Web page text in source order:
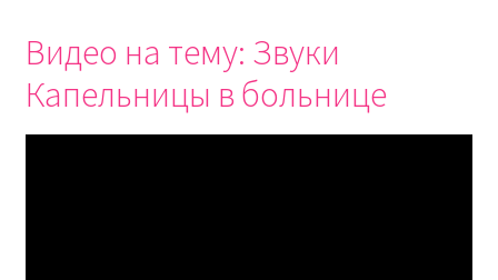
Видео на тему: Звуки
Капельницы в больнице